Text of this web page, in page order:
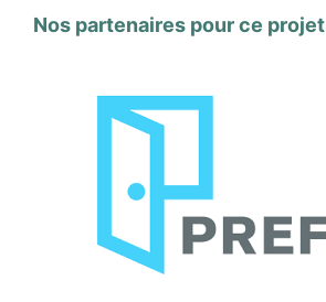
Nos partenaires pour ce projet